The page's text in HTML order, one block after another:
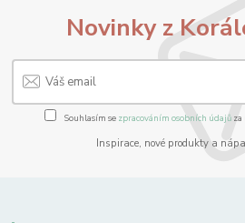
Novinky z
Souhlasím se zpracováním osobních údajůza
Inspirace, nové produkty a